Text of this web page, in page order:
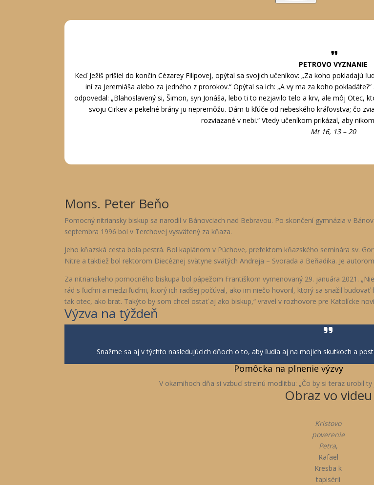
PETROVO VYZNANIE
Keď Ježiš prišiel do končín Cézarey Filipovej, opýtal sa svojich učeníkov: „Za koho pokladajú
iní za Jeremiáša alebo za jedného z prorokov.“ Opýtal sa ich: „A vy ma za koho
odpovedal: „Blahoslavený si, Šimon, syn Jonáša, lebo ti to nezjavilo telo a krv, ale môj Otec,
svoju Cirkev a pekelné brány ju nepremôžu. Dám ti kľúče od nebeského kráľovstva; čo
rozviazané v nebi.“ Vtedy učeníkom prikázal, aby
Mt 16, 13 – 20
Mons. Peter Beňo
Pomocný nitriansky biskup sa narodil v Bánovciach nad Bebravou. Po skončení gymnázia v
septembra 1996 bol v Terchovej vysvätený za kňaza.
Jeho kňazská cesta bola pestrá. Bol kaplánom v Púchove, prefektom kňazského seminára sv.
Nitre a taktiež bol rektorom Diecéznej svätyne svätých Andreja – Svorada a Beňadika. Je
Za nitrianskeho pomocného biskupa bol pápežom Františkom vymenovaný 29. januára 2021.
rád s ľuďmi a medzi ľuďmi, ktorý ich radšej počúval, ako im niečo hovoril, ktorý sa snažil
tak otec, ako brat. Takýto by som chcel ostať aj ako biskup,“ vravel v rozhovore pre Katolícke
Výzva na týždeň
Snažme sa aj v týchto nasledujúcich dňoch o to, aby ľudia aj na mojich skutkoch a
Pomôcka na plnenie výzvy
V okamihoch dňa si vzbuď strelnú modlitbu: „Čo by si teraz urobil ty
Obraz vo videu
Kristovo
poverenie
Petra,
Rafael
Kresba k
tapisérii